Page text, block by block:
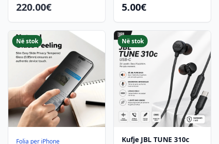
220.00€ 5.00€
Folia per iPhone
Në stok
Kufje JBL TUNE 310c
Në stok